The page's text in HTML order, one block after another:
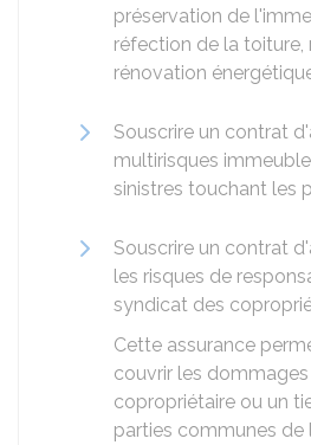
préservation de
réfection de la toiture,
rénovation
Souscrire un contrat
multirisques
sinistres touchant les
Souscrire un contrat
les risques de
syndicat des
Cette assurance
couvrir les dommages
copropriétaire ou un
parties communes de